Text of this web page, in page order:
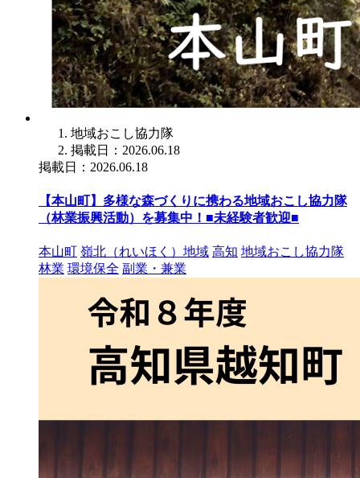
地域おこし協力隊
掲載日：2026.06.18
掲載日：2026.06.18
【本山町】多様な森づくりに携わる地域おこし協力隊
（林業振興活動）を募集中！■未経験者歓迎■
本山町 嶺北（れいほく）地域 高知 地域おこし協力隊
林業 環境保全 副業・兼業